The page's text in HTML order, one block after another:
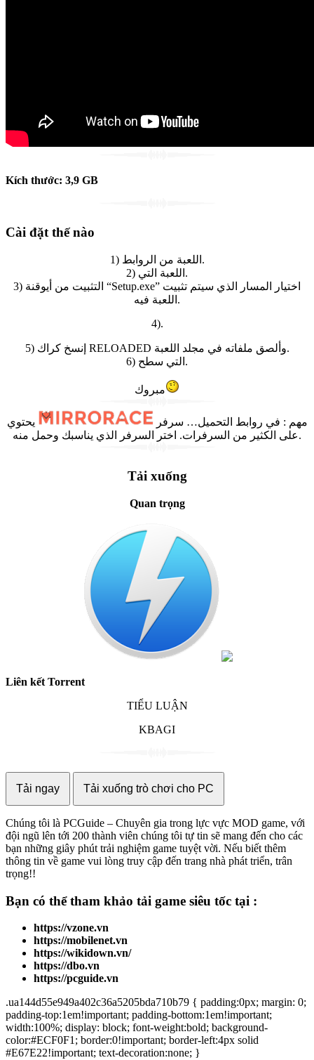
Kích thước: 3,9 GB
Cài đặt thế nào
1) اللعبة من الروابط.
2) اللعبة التي.
3) التثبيت من أيوقنة “Setup.exe” اختيار المسار الذي سيتم تثبيت
اللعبة فيه.
4).
5) إنسخ كراك RELOADED وألصق ملفاته في مجلد اللعبة.
6) التي سطح.
مبروك
مهم : في روابط التحميل… سرفر
يحتوي
على الكثير من السرفرات. اختر السرفر الذي يناسبك وحمل منه.
Tải xuống
Quan trọng
Liên kết Torrent
TIỂU LUẬN
KBAGI
Tải ngay Tải xuống trò chơi cho PC
Chúng tôi là PCGuide – Chuyên gia trong lực vực MOD game, với
đội ngũ lên tới 200 thành viên chúng tôi tự tin sẽ mang đến cho các
bạn những giây phút trải nghiệm game tuyệt vời. Nếu biết thêm
thông tin về game vui lòng truy cập đến trang nhà phát triển, trân
trọng!!
Bạn có thể tham khảo tải game siêu tốc tại :
https://vzone.vn
https://mobilenet.vn
https://wikidown.vn/
https://dbo.vn
https://pcguide.vn
.ua144d55e949a402c36a5205bda710b79 { padding:0px; margin: 0;
padding-top:1em!important; padding-bottom:1em!important;
width:100%; display: block; font-weight:bold; background-
color:#ECF0F1; border:0!important; border-left:4px solid
#E67E22!important; text-decoration:none; }